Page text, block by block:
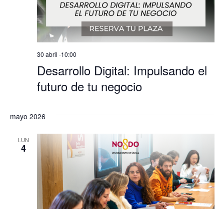
Desarrollo Digital: Impulsando el
futuro de tu negocio
30 abril -10:00
mayo 2026
LUN
4